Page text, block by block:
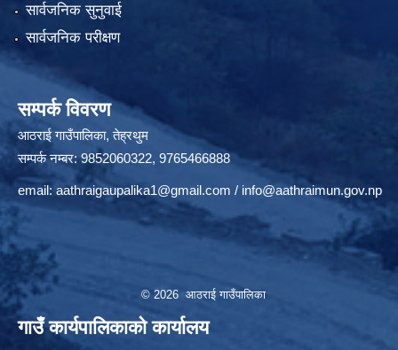
सार्वजनिक सुनुवाई
सार्वजनिक परीक्षण
सम्पर्क विवरण
आठराई गाउँपालिका, तेह्रथुम
सम्पर्क नम्बर: 9852060322, 9765466888
email: aathraigaupalika1@gmail.com / info@aathraimun.gov.np
© 2026 आठराई गाउँपालिका
गाउँ कार्यपालिकाको कार्यालय